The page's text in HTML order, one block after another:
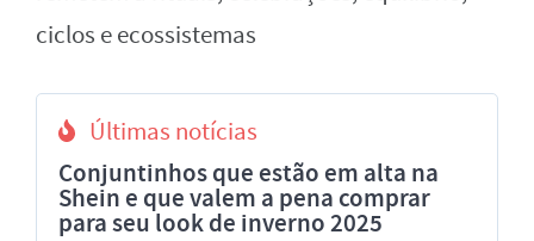
ciclos e ecossistemas
Últimas notícias
Conjuntinhos que estão em alta na
Shein e que valem a pena comprar
para seu look de inverno 2025